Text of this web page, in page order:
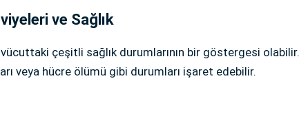
ve Sağlık
çeşitli sağlık durumlarının bir göstergesi olabilir.
veya hücre ölümü gibi durumları işaret edebilir.